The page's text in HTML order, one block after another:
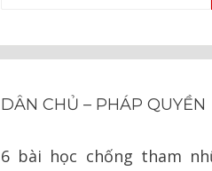
DÂN CHỦ – PHÁP QUYỀN
6 bài học chống tham